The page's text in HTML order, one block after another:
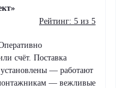
Рейтинг: 5 из 5
счёт. Поставка
— работают
— вежливые